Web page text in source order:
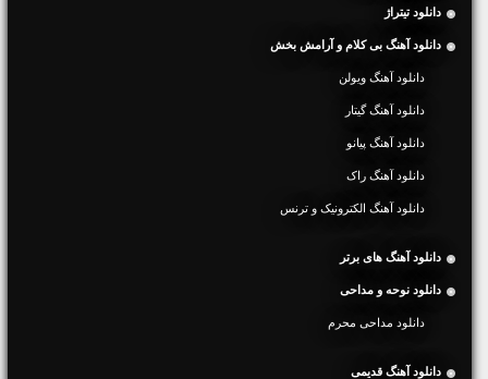
دانلود تیتراژ
دانلود آهنگ بی کلام و آرامش بخش
دانلود آهنگ ویولن
دانلود آهنگ گیتار
دانلود آهنگ پیانو
دانلود آهنگ راک
دانلود آهنگ الکترونیک و ترنس
دانلود آهنگ های برتر
دانلود نوحه و مداحی
دانلود مداحی محرم
دانلود آهنگ قدیمی